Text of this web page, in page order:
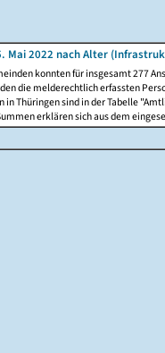
Mai 2022 nach Alter
konnten für insgesamt 277
die melderechtlich erfassten
in Thüringen sind in der Tabelle
erklären sich aus dem